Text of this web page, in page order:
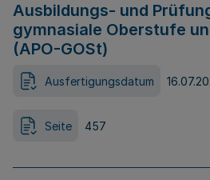
Ausbildungs- und
gymnasiale Oberstufe
(APO-GOSt)
Ausfertigungsdatum
Seite 457